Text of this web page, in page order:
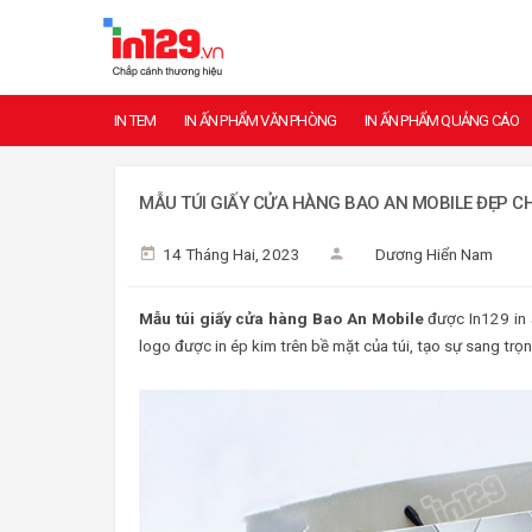
IN TEM IN ẤN PHẨM VĂN PHÒNG IN ẤN PHẨM QUẢNG CÁO
MẪU TÚI GIẤY CỬA HÀNG BAO AN MOBILE ĐẸP
14 Tháng Hai, 2023 Dương Hiển Nam
Mẫu túi giấy cửa hàng Bao An Mobileđược In129 in
logo được in ép kim trên bề mặt của túi, tạo sự sang